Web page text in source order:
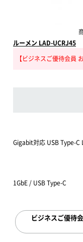
ルーメン LAD-UCRJ45
【ビジネスご優待会員
Gigabit対応 USB Type-C
1GbE / USB Type-C
ビジネスご優待